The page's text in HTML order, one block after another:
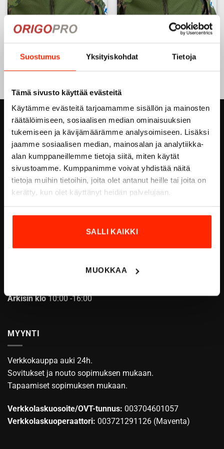
Suostumus Yksityiskohdat Tietoja
Tämä sivusto käyttää evästeitä
Käytämme evästeitä tarjoamamme sisällön ja mainosten
räätälöimiseen, sosiaalisen median ominaisuuksien
tukemiseen ja kävijämäärämme analysoimiseen. Lisäksi
jaamme sosiaalisen median, mainosalan ja analytiikka-
alan kumppaneillemme tietoja siitä, miten käytät
sivustoamme. Kumppanimme voivat yhdistää näitä
tietoja muihin tietoihin, joita olet antanut heille tai joita on
kerätty, kun olet käyttänyt heidän palvelujaan.
SALLI KAIKKI
MUOKKAA
Kesälakki, SA -original, M05
35,00
on
useampi
muunnelma.
tehdä
valinnat
tuotteen
sivulla.
M05 Taktinen lippalakki M05
39,90 29,93€
ORIGOPRO OY
Höyläämötie 18 A
FI-00380 HELSINKI
FINLAND
Email:info@origopro.com
+3584578340002
ASIAKASPALVELU
Arkisin klo10:00 -16:00
MYYNTI
Verkkokauppa auki 24h.
Sovitukset ja nouto sopimuksen mukaan.
Tapaamiset sopimuksen mukaan.
Verkkolaskuosoite/OVT-tunnus: 003704601057
Verkkolaskuoperaattori: 003721291126 (Maventa)